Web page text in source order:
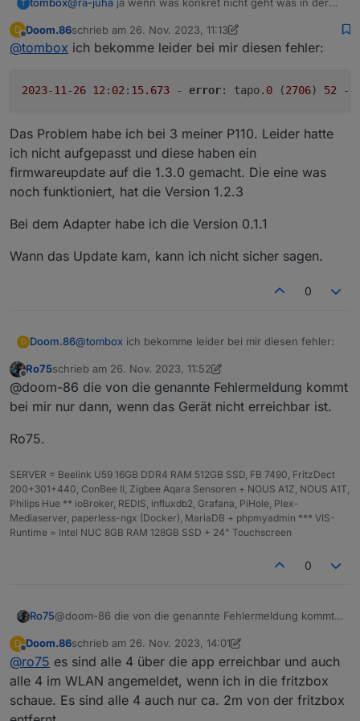
signed_1692705501486.bin
7_Build_230823_Rel.55314n_up_boot-
signed_1694485341129.bin
signed_1694485425412.bin
signed_1694485462220.bin
http://download.tplinkcloud.com/Tapo_C210v2_en_1.3.
7_Build_230823_Rel.55314n_up_boot-
signed_1694588891986.bin
http://download.tplinkcloud.com/Tapo_C210v2_en_1.3.
7_Build_230823_Rel.55314n_up_boot-
signed_1694588926711.bin
7_Build_230823_Rel.55314n_up_boot-
http://download.tplinkcloud.com/Tapo_C210v2_en_1.3.
http://download.tplinkcloud.com/Tapo_C210v2_en_1.3.
signed_1695700455312.bin
http://download.tplinkcloud.com/Tapo_C210v2_en_1.3.
7_Build_230823_Rel.55314n_up_boot-
signed_1696901068257.bin
http://download.tplinkcloud.com/Tapo_C210v2_en_1.3.
7_Build_230823_Rel.55314n_up_boot-
signed_1697008041834.bin
http://download.tplinkcloud.com/Tapo_C210v2_en_1.3.
7_Build_230823_Rel.55314n_up_boot-
http://download.tplinkcloud.com/Tapo_C210v2_en_1.3.
http://download.tplinkcloud.com/Tapo_C210v2_en_1.3.
signed_1697438277951.bin
http://download.tplinkcloud.com/Tapo_C210v2_en_1.3.
7_Build_230823_Rel.55314n_up_boot-
signed_1697442790097.bin
http://download.tplinkcloud.com/Tapo_C210v2_en_1.3.
T
D
Offline
Doom.86schrieb am 26. Nov. 2023, 11:13
zuletzt editiert von Doom.86
@tombox ich bekomme leider bei mir diesen fehler:
2023-11 -26 12 : 02 : 15.673 - error: tapo. 0 (2706) 52 -
Das Problem habe ich bei 3 meiner P110. Leider hatte
ich nicht aufgepasst und diese haben ein
firmwareupdate auf die 1.3.0 gemacht. Die eine was
noch funktioniert, hat die Version 1.2.3
Bei dem Adapter habe ich die Version 0.1.1
Wann das Update kam, kann ich nicht sicher sagen.
0
D Doom.86@tombox ich bekomme leider bei mir diesen fehler:
Das Problem habe ich bei 3 meiner P110. Leider hatte
ich nicht aufgepasst und diese haben ein
Offline
Ro75schrieb am 26. Nov. 2023, 11:52
zuletzt editiert von Ro75
@doom-86 die von die genannte Fehlermeldung kommt
bei mir nur dann, wenn das Gerät nicht erreichbar ist.
Ro75.
SERVER = Beelink U59 16GB DDR4 RAM 512GB SSD, FB 7490, FritzDect
200+301+440, ConBee II, Zigbee Aqara Sensoren + NOUS A1Z, NOUS A1T,
Philips Hue ** ioBroker, REDIS, influxdb2, Grafana, PiHole, Plex-
Mediaserver, paperless-ngx (Docker), MariaDB + phpmyadmin *** VIS-
Runtime = Intel NUC 8GB RAM 128GB SSD + 24" Touchscreen
0
Ro75@doom-86 die von die genannte Fehlermeldung kommt
Ro75.
D
Offline
Doom.86schrieb am 26. Nov. 2023, 14:01
zuletzt editiert von Doom.86
@ro75 es sind alle 4 über die app erreichbar und auch
alle 4 im WLAN angemeldet, wenn ich in die fritzbox
schaue. Es sind alle 4 auch nur ca. 2m von der fritzbox